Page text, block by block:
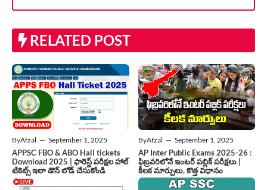
RELATED POST
ByAfzal — September 1, 2025
APPSC FBO & ABO Hall tickets
Download 2025 | ఫారెస్ట్ పరీక్షల హాల్
టికెట్స్ ఇలా డౌన్ లోడ్ చేసుకోండి
ByAfzal — September 1, 2025
AP Inter Public Exams 2025-26 :
ఫిబ్రవరిలోనే ఇంటర్ పబ్లిక్ పరీక్షలు |
కీలక మార్పులు, కొత్త విధానం